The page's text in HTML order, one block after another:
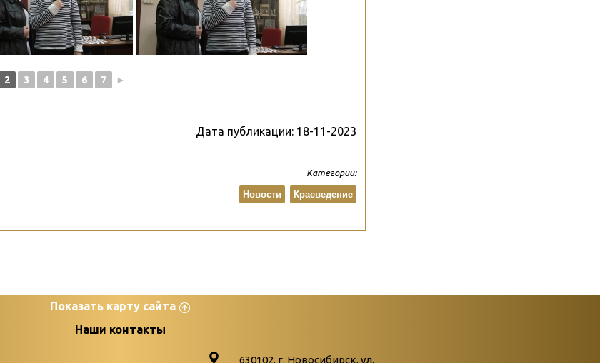
2 3 4 5 6 7 ►
Дата публикации: 18-11-2023
Категории:
Краеведение
Новости
Показать карту сайта
Бюллетень новых поступлений
Наши контакты
630102. г. Новосибирск, ул.